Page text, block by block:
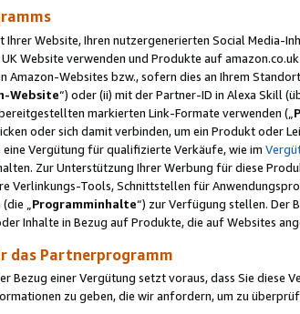
Ihrer Website, Ihren nutzergenerierten Social
Website verwenden und Produkte auf amazon.co.uk
Amazon-Websites bzw., sofern dies an Ihrem
Website“) oder (ii) mit der Partner-ID in Alexa Skill
markierten Link-Formate verwenden („
oder sich damit verbinden, um ein Produkt oder
Vergütung für qualifizierte Verkäufe, wie im
Zur Unterstützung Ihrer Werbung für diese
Verlinkungs-Tools, Schnittstellen für
„ Programminhalte“) zur Verfügung stellen. Der
Inhalte in Bezug auf Produkte, die auf Websites
das Partnerprogramm
Bezug einer Vergütung setzt voraus, dass Sie diese
zu geben, die wir anfordern, um zu